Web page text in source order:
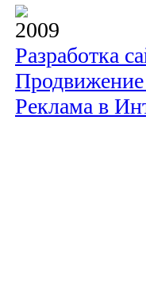
2009
Разработка
Реклама в